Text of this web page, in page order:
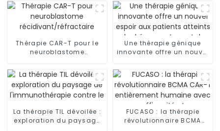
Thérapie CAR-T pour le
neuroblastome
Une thérapie génique
innovante offre un nouvel
atteints de
drépanocytose et de
thalassémie
La thérapie TIL dévoilée :
exploration du paysage
FUCASO : la thérapie
révolutionnaire BCMA